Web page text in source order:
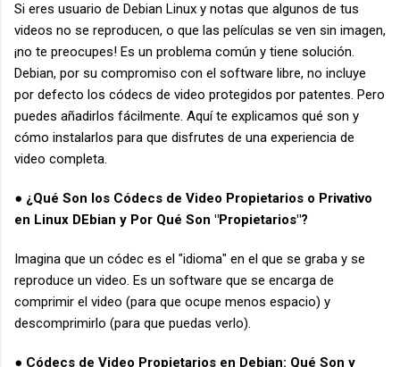
Si eres usuario de Debian Linux y notas que algunos de tus
videos no se reproducen, o que las películas se ven sin imagen,
¡no te preocupes! Es un problema común y tiene solución.
Debian, por su compromiso con el software libre, no incluye
por defecto los códecs de video protegidos por patentes. Pero
puedes añadirlos fácilmente. Aquí te explicamos qué son y
cómo instalarlos para que disfrutes de una experiencia de
video completa.
● ¿Qué Son los Códecs de Video Propietarios o Privativo
en Linux DEbian y Por Qué Son "Propietarios"?
Imagina que un códec es el "idioma" en el que se graba y se
reproduce un video. Es un software que se encarga de
comprimir el video (para que ocupe menos espacio) y
descomprimirlo (para que puedas verlo).
● Códecs de Video Propietarios en Debian: Qué Son y